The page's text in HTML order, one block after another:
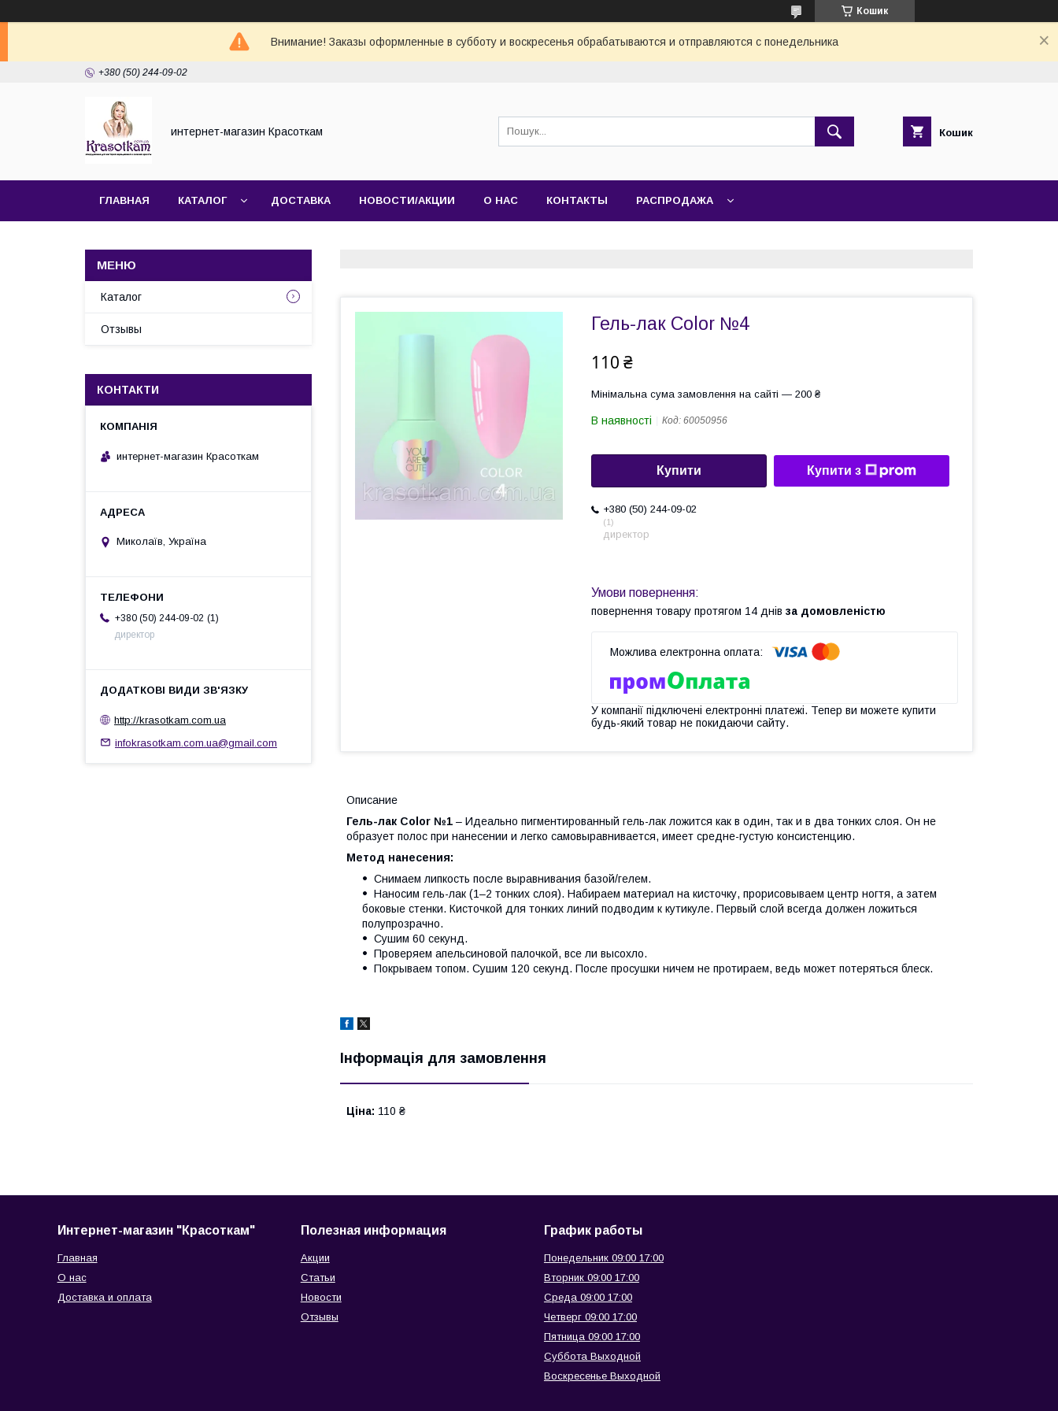
Кошик
Внимание! Заказы оформленные в субботу и воскресенья обрабатываются и отправляются с понедельника
+380 (50) 244-09-02
интернет-магазин Красоткам Кошик
ГЛАВНАЯ КАТАЛОГ ДОСТАВКА НОВОСТИ/АКЦИИ О НАС КОНТАКТЫ РАСПРОДАЖА
Гель-лак Color №4
110 ₴
Мінімальна сума замовлення на сайті — 200 ₴
В наявності Код: 60050956
Купити Купити з
+380 (50) 244-09-02
1
директор
повернення товару протягом 14 днів за домовленістю
У компанії підключені електронні платежі. Тепер ви можете купити
будь-який товар не покидаючи сайту.
Описание
Гель-лак Color №1 – Идеально пигментированный гель-лак ложится как в один, так и в два тонких слоя. Он не
образует полос при нанесении и легко самовыравнивается, имеет средне-густую консистенцию.
Метод нанесения:
Снимаем липкость после выравнивания базой/гелем.
Наносим гель-лак (1–2 тонких слоя). Набираем материал на кисточку, прорисовываем центр ногтя, а затем
боковые стенки. Кисточкой для тонких линий подводим к кутикуле. Первый слой всегда должен ложиться
полупрозрачно.
Сушим 60 секунд.
Проверяем апельсиновой палочкой, все ли высохло.
Покрываем топом. Сушим 120 секунд. После просушки ничем не протираем, ведь может потеряться блеск.
Інформація для замовлення
Ціна: 110 ₴
Каталог
Отзывы
КОНТАКТИ
интернет-магазин Красоткам
Миколаїв, Україна
+380 (50) 244-09-02
1
директор
http://krasotkam.com.ua
infokrasotkam.com.ua@gmail.com
Интернет-магазин "Красоткам"
Главная
О нас
Доставка и оплата
Полезная информация
Акции
Статьи
Новости
Отзывы
График работы
Понедельник 09:00 17:00
Вторник 09:00 17:00
Среда 09:00 17:00
Четверг 09:00 17:00
Пятница 09:00 17:00
Суббота Выходной
Воскресенье Выходной